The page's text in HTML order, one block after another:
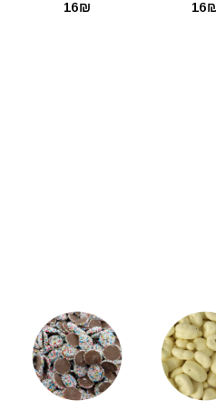
16₪